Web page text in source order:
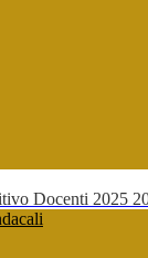
Docenti 2025